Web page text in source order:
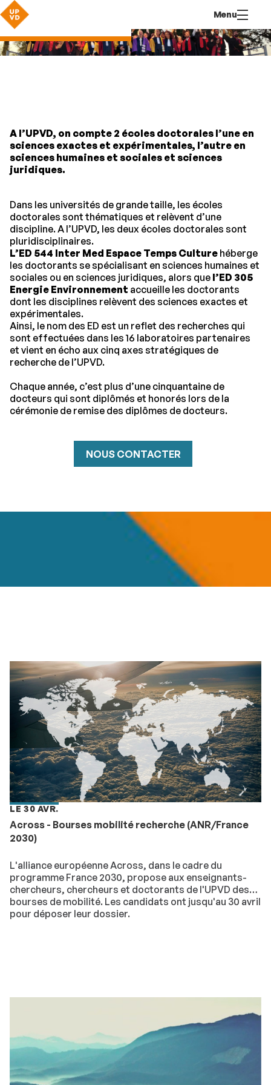
contenu
Menu
Doctorat & HDR
A l’UPVD, on compte 2 écoles doctorales l’une en
sciences exactes et expérimentales, l’autre en
sciences humaines et sociales et sciences
juridiques.
Dans les universités de grande taille, les écoles
doctorales sont thématiques et relèvent d’une
discipline. A l’UPVD, les deux écoles doctorales sont
pluridisciplinaires.
L’ED 544 Inter Med Espace Temps Culture héberge
les doctorants se spécialisant en sciences humaines et
sociales ou en sciences juridiques, alors que l’ED 305
Energie Environnement accueille les doctorants
dont les disciplines relèvent des sciences exactes et
expérimentales.
Ainsi, le nom des ED est un reflet des recherches qui
sont effectuées dans les 16 laboratoires partenaires
et vient en écho aux cinq axes stratégiques de
recherche de l’UPVD.
Chaque année, c’est plus d’une cinquantaine de
docteurs qui sont diplômés et honorés lors de la
cérémonie de remise des diplômes de docteurs.
NOUS CONTACTER
LE 30 AVR.
Across - Bourses mobilité recherche (ANR/France
2030)
L'alliance européenne Across, dans le cadre du
programme France 2030, propose aux enseignants-
chercheurs, chercheurs et doctorants de l'UPVD des
bourses de mobilité. Les candidats ont jusqu'au 30 avril
pour déposer leur dossier.